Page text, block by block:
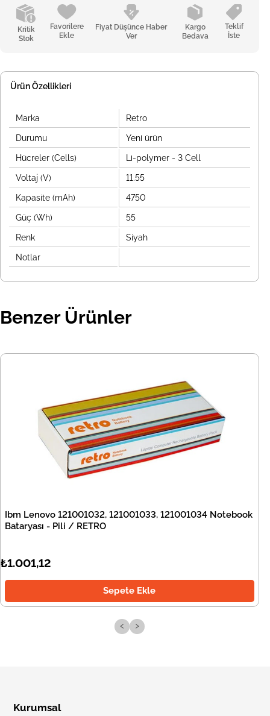
Kritik
Stok
Favorilere
Ekle
Fiyat Düşünce Haber
Ver
Kargo
Bedava
Teklif
İste
Ürün Özellikleri
Marka Retro
Durumu Yeni ürün
Hücreler (Cells) Li-polymer - 3 Cell
Voltaj (V) 11.55
Kapasite (mAh) 4750
Güç (Wh) 55
Renk Siyah
Notlar
Benzer Ürünler
Ibm Lenovo 121001032, 121001033, 121001034 Notebook
Bataryası - Pili / RETRO
₺1.001,12
Sepete Ekle
‹ ›
Kurumsal